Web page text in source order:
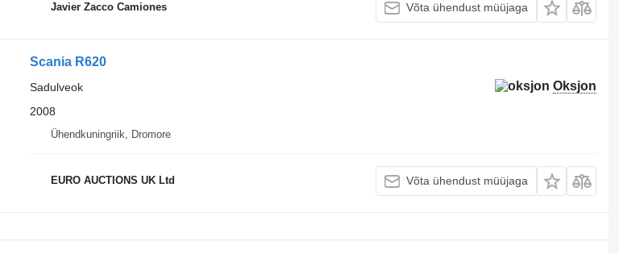
Javier Zacco Camiones Võta ühendust müüjaga
Scania R620
Oksjon
Sadulveok
2008
Ühendkuningriik, Dromore
EURO AUCTIONS UK Ltd Võta ühendust müüjaga